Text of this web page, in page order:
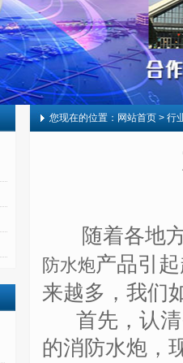
您现在的位置： 网站首页 > 行
随着各地方
防水炮产品引
来越多，我们
首先，认清
的消防水炮，